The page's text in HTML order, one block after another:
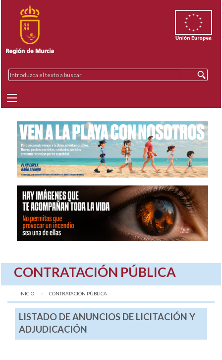
CONTRATACIÓN PÚBLICA
INICIO AQUÍ:
CONTRATACIÓN PÚBLICA
LISTADO DE ANUNCIOS DE LICITACIÓN Y
ADJUDICACIÓN